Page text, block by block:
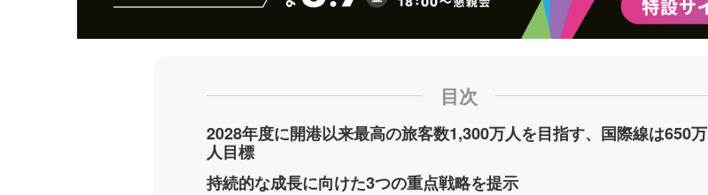
目次
2028年度に開港以来最高の旅客数1,300万人を目指す、国際線は650万
人目標
持続的な成長に向けた3つの重点戦略を提示